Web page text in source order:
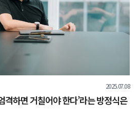
2025.07.08
격하면 거칠어야 한다’라는 방정식은